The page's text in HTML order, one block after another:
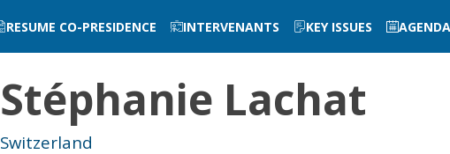
RESUME CO-PRESIDENCE INTERVENANTS KEY ISSUES AGENDA
Stéphanie Lachat
Switzerland